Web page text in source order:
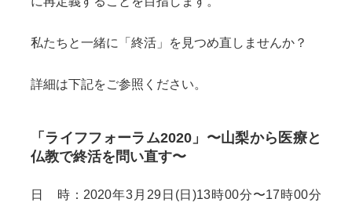
私たちと一緒に「終活」を見つめ直しませんか？
詳細は下記をご参照ください。
「ライフフォーラム2020」〜山梨から医療と
仏教で終活を問い直す〜
日 時：2020年3月29日(日)13時00分〜17時00分